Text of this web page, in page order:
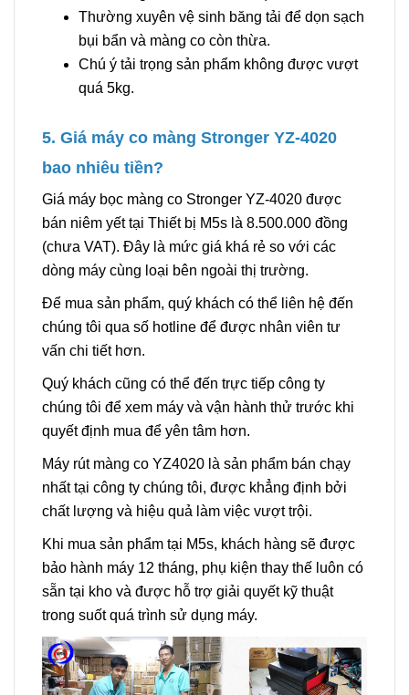
Thường xuyên vệ sinh băng tải để dọn sạch
bụi bẩn và màng co còn thừa.
Chú ý tải trọng sản phẩm không được vượt
quá 5kg.
5. Giá máy co màng Stronger YZ-4020
bao nhiêu tiền?
Giá máy bọc màng co Stronger YZ-4020 được
bán niêm yết tại Thiết bị M5s là 8.500.000 đồng
(chưa VAT). Đây là mức giá khá rẻ so với các
dòng máy cùng loại bên ngoài thị trường.
Để mua sản phẩm, quý khách có thể liên hệ đến
chúng tôi qua số hotline để được nhân viên tư
vấn chi tiết hơn.
Quý khách cũng có thể đến trực tiếp công ty
chúng tôi để xem máy và vận hành thử trước khi
quyết định mua để yên tâm hơn.
Máy rút màng co YZ4020 là sản phẩm bán chạy
nhất tại công ty chúng tôi, được khẳng định bởi
chất lượng và hiệu quả làm việc vượt trội.
Khi mua sản phẩm tại M5s, khách hàng sẽ được
bảo hành máy 12 tháng, phụ kiện thay thế luôn có
sẵn tại kho và được hỗ trợ giải quyết kỹ thuật
trong suốt quá trình sử dụng máy.